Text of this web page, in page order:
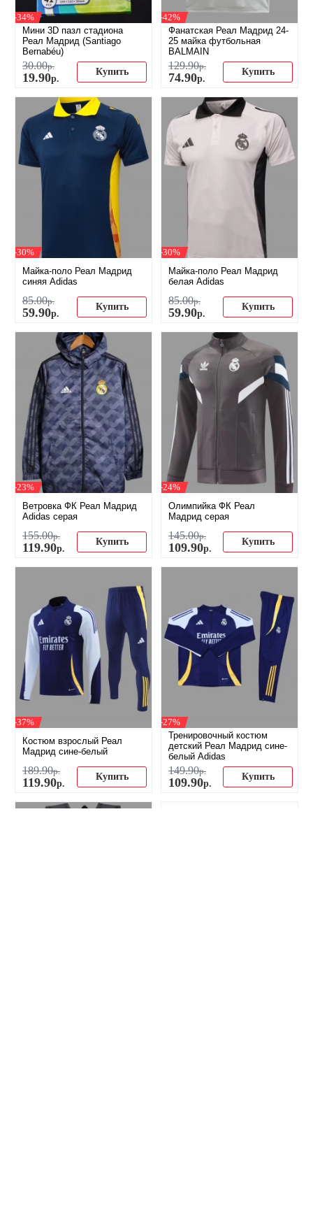
-34%
Мини 3D пазл стадиона
Реал Мадрид (Santiago
Bernabéu)
30.00р.
19.90р.
Купить
-42%
Фанатская Реал Мадрид 24-
25 майка футбольная
BALMAIN
129.90р.
74.90р.
Купить
-30%
Майка-поло Реал Мадрид
синяя Adidas
85.00р.
59.90р.
Купить
-30%
Майка-поло Реал Мадрид
белая Adidas
85.00р.
59.90р.
Купить
-23%
Ветровка ФК Реал Мадрид
Adidas серая
155.00р.
119.90р.
Купить
-24%
Олимпийка ФК Реал
Мадрид серая
145.00р.
109.90р.
Купить
-37%
Костюм взрослый Реал
Мадрид сине-белый
189.90р.
119.90р.
Купить
-27%
Тренировочный костюм
детский Реал Мадрид сине-
белый Adidas
149.90р.
109.90р.
Купить